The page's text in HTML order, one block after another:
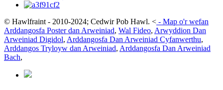
© Hawlfraint - 2010-2024; Cedwir Pob Hawl. < - Map o'r wefan
Arddangosfa Poster dan Arweiniad, Wal Fideo, Arwyddion Dan
Arweiniad Digidol, Arddangosfa Dan Arweiniad Cyfanwerthu,
Arddangos Tryloyw dan Arweiniad, Arddangosfa Dan Arweiniad
Bach,